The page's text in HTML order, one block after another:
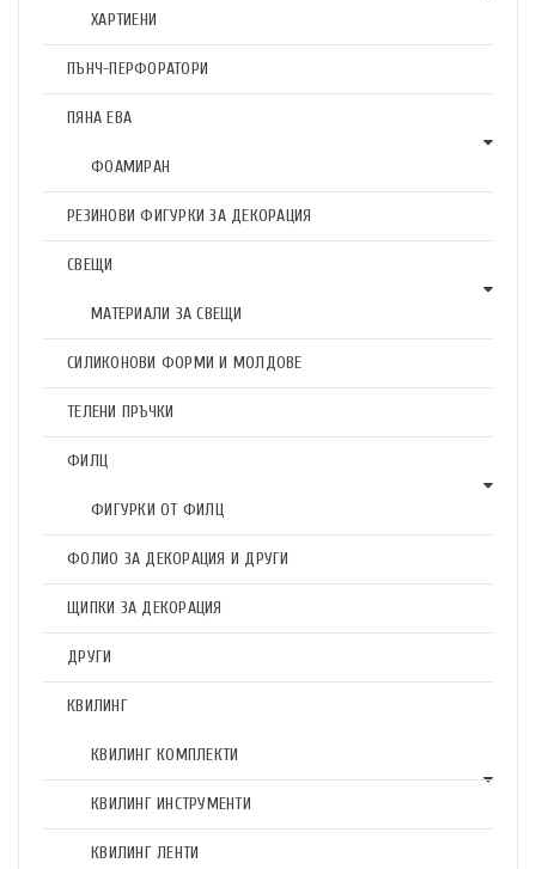
ХАРТИЕНИ
ПЪНЧ-ПЕРФОРАТОРИ
ПЯНА ЕВА
ФОАМИРАН
РЕЗИНОВИ ФИГУРКИ ЗА ДЕКОРАЦИЯ
СВЕЩИ
МАТЕРИАЛИ ЗА СВЕЩИ
СИЛИКОНОВИ ФОРМИ И МОЛДОВЕ
ТЕЛЕНИ ПРЪЧКИ
ФИЛЦ
ФИГУРКИ ОТ ФИЛЦ
ФОЛИО ЗА ДЕКОРАЦИЯ И ДРУГИ
ЩИПКИ ЗА ДЕКОРАЦИЯ
ДРУГИ
КВИЛИНГ
КВИЛИНГ КОМПЛЕКТИ
КВИЛИНГ ИНСТРУМЕНТИ
КВИЛИНГ ЛЕНТИ